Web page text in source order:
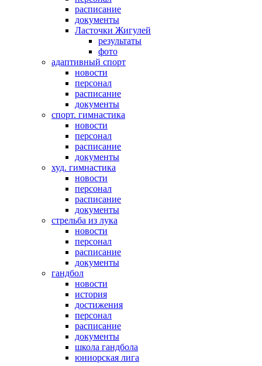
расписание
документы
Ласточки Жигулей
результаты
фото
адаптивный спорт
новости
персонал
расписание
документы
спорт. гимнастика
новости
персонал
расписание
документы
худ. гимнастика
новости
персонал
расписание
документы
стрельба из лука
новости
персонал
расписание
документы
гандбол
новости
история
достижения
персонал
расписание
документы
школа гандбола
юниорская лига